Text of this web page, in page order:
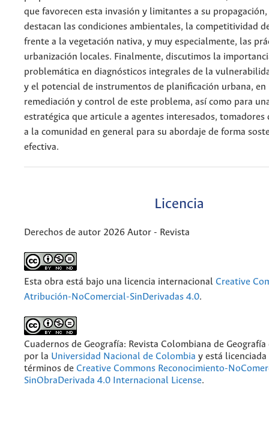
que favorecen esta invasión y limitantes a su
destacan las condiciones ambientales, la competitividad
frente a la vegetación nativa, y muy especialmente, las
urbanización locales. Finalmente, discutimos la
problemática en diagnósticos integrales de la
y el potencial de instrumentos de planificación urbana, en
remediación y control de este problema, así como para
estratégica que articule a agentes interesados, tomadores
a la comunidad en general para su abordaje de forma
efectiva.
Licencia
Derechos de autor 2026 Autor - Revista
Esta obra está bajo una licencia internacional Creative
Atribución-NoComercial-SinDerivadas 4.0.
Cuadernos de Geografía: Revista Colombiana de Geografía
por la Universidad Nacional de Colombia y está
términos de Creative Commons Reconocimiento-
SinObraDerivada 4.0 Internacional License.